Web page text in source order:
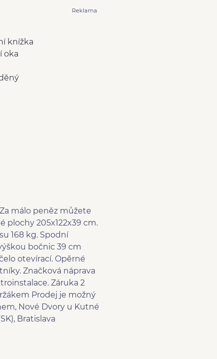
Reklama
knížka
oka
málo peněz můžete
plochy 205x122x39 cm.
168 kg. Spodní
bočnic 39 cm
otevírací. Opěrné
Značková náprava
Záruka 2
Prodej je možný
Nové Dvory u Kutné
Bratislava